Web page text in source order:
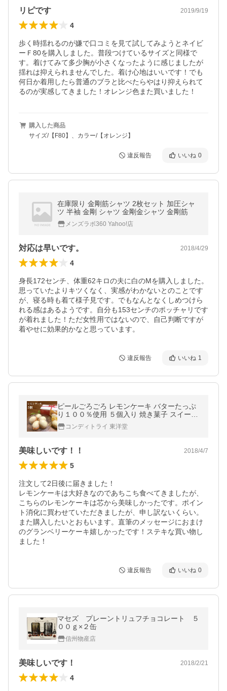
リピです 2019/9/19
4
歩く時揺れるのが嫌で口コミを見て試してみようとネイビ
ーＦ80を購入しました。普段つけているサイズと同様で
す。着けてみて多少胸が小さくなったように感じましたが
揺れは抑えられませんでした。着け心地はいいです！でも
何日か着用したら普通のブラと比べたらやはり抑えられて
るのが実感してきました！オレンジ色また買いました！
購入した商品
サイズ/【F80】、カラー/【オレンジ】
違反報告 いいね 0
在庫限り 金剛筋シャツ 2枚セット 加圧シャ
ツ 半袖 金剛 シャツ 金剛金シャツ 金剛筋
メンズラボ360 Yahoo!店
対応は早いです。 2018/4/29
4
身長172センチ、体重62キロの夫に白のMを購入しました。
思っていたよりキツくなく、実感がわかないとのことです
が、寝る時も着て様子見です。でもなんとなくしめつけら
れる感はあるようです。自分も153センチのポッチャリです
が着れました！ただ女性用ではないので、自己判断ですが
着やせに効果的かなと思っています。
違反報告 いいね 1
ピールごろごろ レモンケーキ バターたっぷ
り１００％使用 ５個入り 焼き菓子 スイーツ
個包装 リボン付き ご贈答 プレゼント イベン
ト 催事 のし対応
コンディトライ 東洋堂
美味しいです！！ 2018/4/7
5
注文して2日後に届きました！
レモンケーキは大好きなのであちこち食べてきましたが、
こちらのレモンケーキは芯から美味しかったです。ポイン
ト消化に買わせていただきましたが、申し訳ないくらい。
また購入したいとおもいます。直筆のメッセージにおまけ
のグランベリーケーキ嬉しかったです！ステキな買い物し
ました！
違反報告 いいね 0
マセズ プレーントリュフチョコレート ５
００ｇ×２缶
信州物産店
美味しいです！ 2018/2/21
4